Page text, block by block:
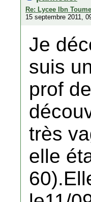
Re: Lycee Ibn
15 septembre 2011,
Je
suis
prof
très
elle